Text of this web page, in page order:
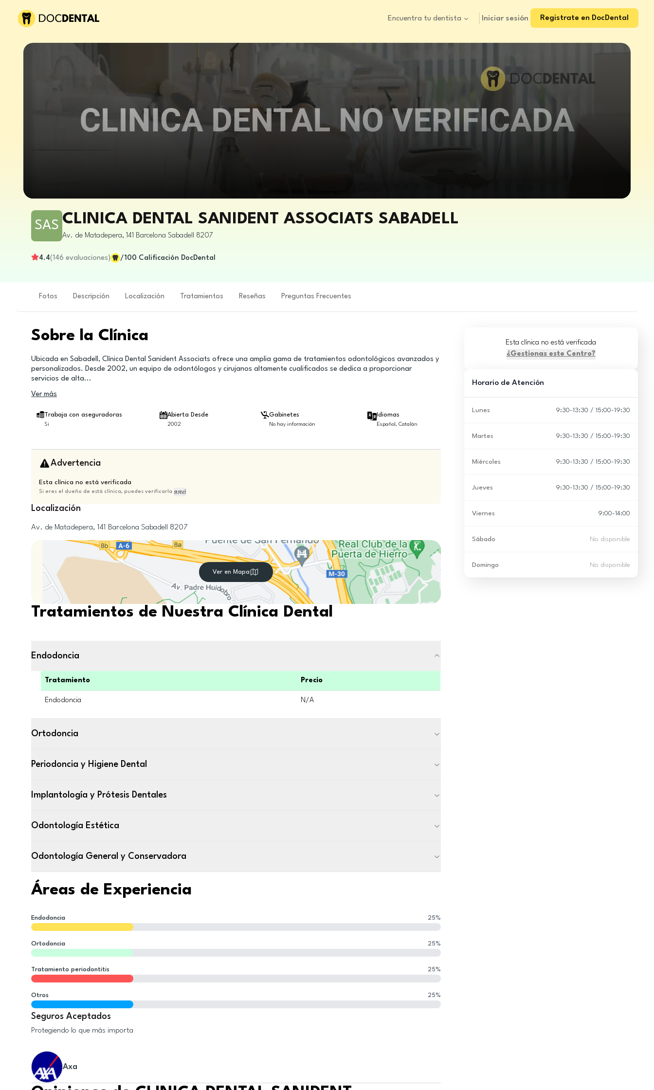
Encuentra tu dentista Iniciar sesión Registrate en DocDental
SAS CLINICA DENTAL SANIDENT ASSOCIATS SABADELL
Av. de Matadepera, 141 Barcelona Sabadell 8207
4.4(146 evaluaciones) /100 Calificación DocDental
Fotos Descripción Localización Tratamientos Reseñas Preguntas Frecuentes
Sobre la Clínica
Ubicada en Sabadell, Clínica Dental Sanident Associats ofrece una amplia gama de tratamientos odontológicos avanzados y
personalizados. Desde 2002, un equipo de odontólogos y cirujanos altamente cualificados se dedica a proporcionar
servicios de alta...
Ver más
Trabaja con aseguradoras
Si
Abierta Desde
2002
Gabinetes
No hay información
Idiomas
Español, Catalán
Advertencia
Esta clínica no está verificada
Si eres el dueño de está clínica, puedes verificarla aquí
Localización
Av. de Matadepera, 141 Barcelona Sabadell 8207
Ver en Mapa
Tratamientos de Nuestra Clínica Dental
Endodoncia
Tratamiento Precio
Endodoncia N/A
Ortodoncia
Periodoncia y Higiene Dental
Implantología y Prótesis Dentales
Odontología Estética
Odontología General y Conservadora
Áreas de Experiencia
Endodoncia 25%
Ortodoncia 25%
Tratamiento periodontitis 25%
Otros 25%
Seguros Aceptados
Protegiendo lo que más importa
Axa
Esta clínica no está verificada
¿Gestionas este Centro?
Horario de Atención
Lunes 9:30-13:30 / 15:00-19:30
Martes 9:30-13:30 / 15:00-19:30
Miércoles 9:30-13:30 / 15:00-19:30
Jueves 9:30-13:30 / 15:00-19:30
Viernes 9:00-14:00
Sábado No disponible
Domingo No disponible